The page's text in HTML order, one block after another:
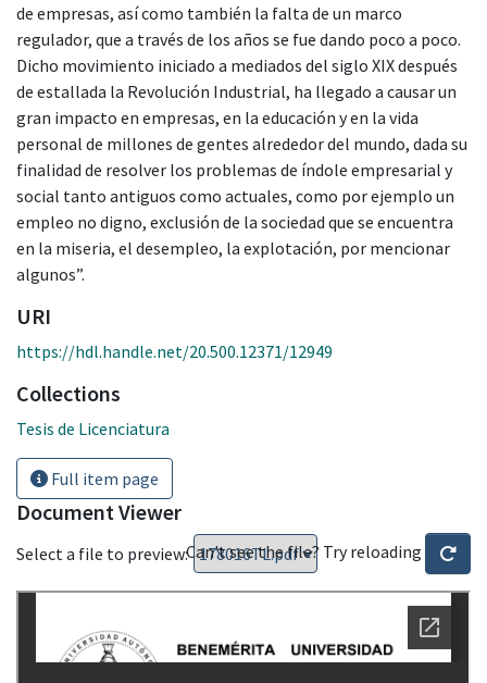
de empresas, así como también la falta de un marco
regulador, que a través de los años se fue dando poco a poco.
Dicho movimiento iniciado a mediados del siglo XIX después
de estallada la Revolución Industrial, ha llegado a causar un
gran impacto en empresas, en la educación y en la vida
personal de millones de gentes alrededor del mundo, dada su
finalidad de resolver los problemas de índole empresarial y
social tanto antiguos como actuales, como por ejemplo un
empleo no digno, exclusión de la sociedad que se encuentra
en la miseria, el desempleo, la explotación, por mencionar
algunos”.
URI
https://hdl.handle.net/20.500.12371/12949
Collections
Tesis de Licenciatura
Full item page
Document Viewer
Select a file to preview:Can't see the file? Try reloading